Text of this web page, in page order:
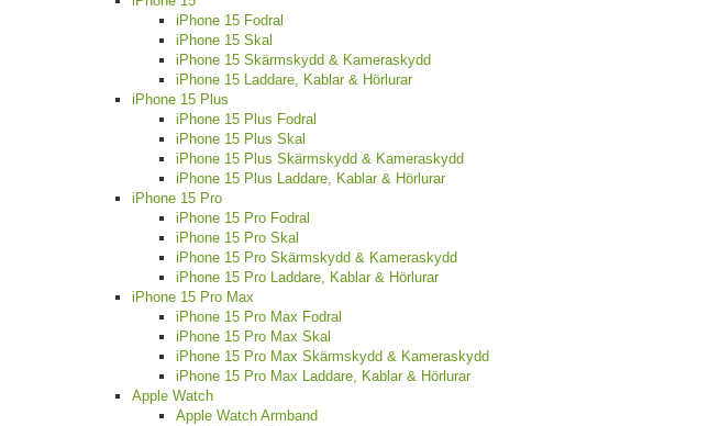
iPhone 15 Fodral
iPhone 15 Skal
iPhone 15 Skärmskydd & Kameraskydd
iPhone 15 Laddare, Kablar & Hörlurar
iPhone 15 Plus
iPhone 15 Plus Fodral
iPhone 15 Plus Skal
iPhone 15 Plus Skärmskydd & Kameraskydd
iPhone 15 Plus Laddare, Kablar & Hörlurar
iPhone 15 Pro
iPhone 15 Pro Fodral
iPhone 15 Pro Skal
iPhone 15 Pro Skärmskydd & Kameraskydd
iPhone 15 Pro Laddare, Kablar & Hörlurar
iPhone 15 Pro Max
iPhone 15 Pro Max Fodral
iPhone 15 Pro Max Skal
iPhone 15 Pro Max Skärmskydd & Kameraskydd
iPhone 15 Pro Max Laddare, Kablar & Hörlurar
Apple Watch
Apple Watch Armband